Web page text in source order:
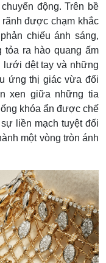
động. Trên bề
được chạm khắc
chiếu ánh sáng,
tỏa ra hào quang ấm
lưới dệt tay và những
ứng thị giác vừa đối
xen giữa những tia
khóa ẩn được chế
liền mạch tuyệt đối
một vòng tròn ánh